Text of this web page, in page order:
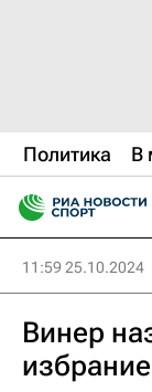
Политика В
11:59 25.10.2024
Винер